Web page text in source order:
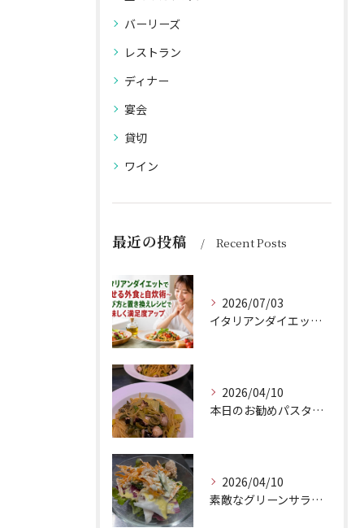
バーリーズ
レストラン
ディナー
宴会
貸切
ワイン
最近の投稿 Recent Posts
2026/07/03
イタリアンダイエットで痩せる外食と自炊術〜選び方と置き換えレシピで美味しく満足度アップ
2026/04/10
本日のお勧めパスタは、シェフのきまぐれが光る特製ペペロンチー...
2026/04/10
素敵なグリーンサラダのご紹介です！Barry'sのランチセッ...